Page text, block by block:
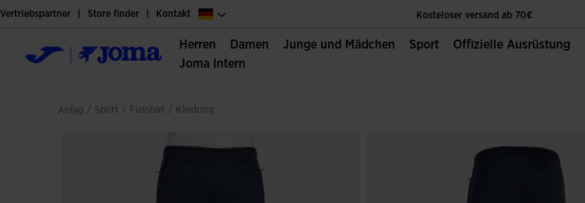
Kosteloser versand ab 70€
Die Einzige Offizielle Website von Joma Sport
Vertriebspartner Store finder Kontakt
Herren Damen Junge und Mädchen Sport Offizielle Ausrüstung
Joma Intern
Anfag / sport / fussball / kleidung